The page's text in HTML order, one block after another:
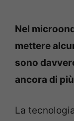
Nel
mettere
sono
ancora di
La